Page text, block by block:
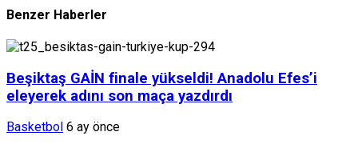
Benzer Haberler
Beşiktaş GAİN finale yükseldi! Anadolu Efes’i
eleyerek adını son maça yazdırdı
Basketbol 6 ay önce